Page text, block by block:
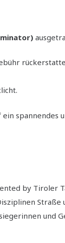
spannendes
by Tiroler
und